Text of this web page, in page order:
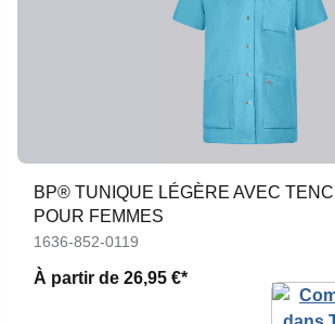
BP® TUNIQUE LÉGÈRE AVEC
POUR FEMMES
1636-852-0119
À partir de 26,95 €*